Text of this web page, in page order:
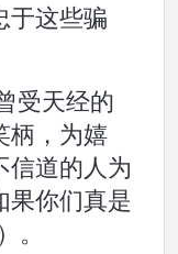
于这些骗
受天经的
柄，为嬉
信道的人为
果你们真是
。